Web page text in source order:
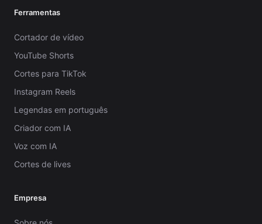
Ferramentas
Cortador de vídeo
YouTube Shorts
Cortes para TikTok
Instagram Reels
Legendas em português
Criador com IA
Voz com IA
Cortes de lives
Empresa